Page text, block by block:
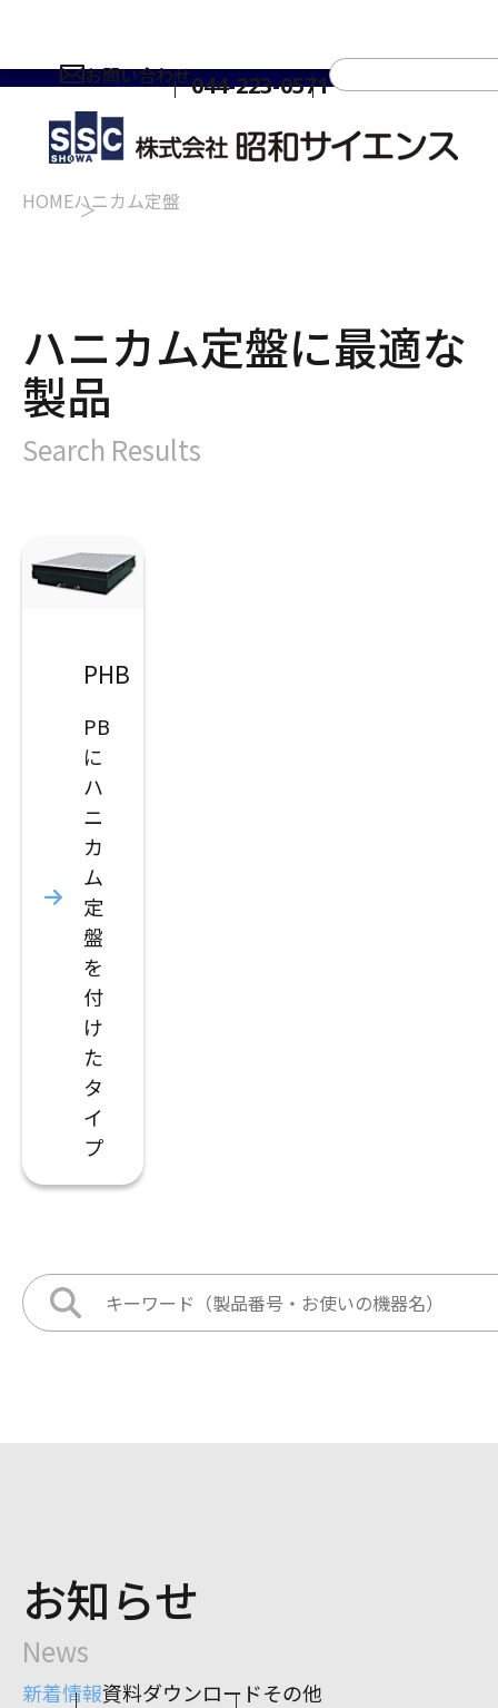
お問い合わせ044-223-0571
HOMEハニカム定盤
ハニカム定盤に最適な
製品
Search Results
PHB
PB
に
ハ
ニ
カ
ム
定
盤
を
付
け
た
タ
イ
プ
お知らせ
News
新着情報資料ダウンロードその他